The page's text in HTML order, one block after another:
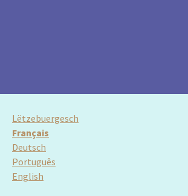
Lëtzebuergesch
Français
Deutsch
Português
English